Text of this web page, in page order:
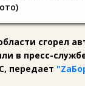
сгорел
в пресс-
передает